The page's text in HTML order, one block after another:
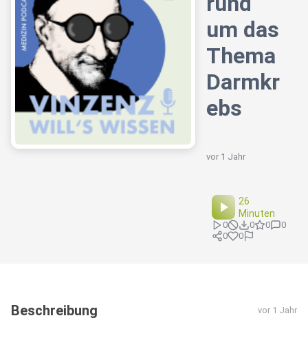
um das
Thema
Darmkr
ebs
vor 1 Jahr
26
Minuten
0 0 0
0
0
0
Beschreibung vor 1 Jahr